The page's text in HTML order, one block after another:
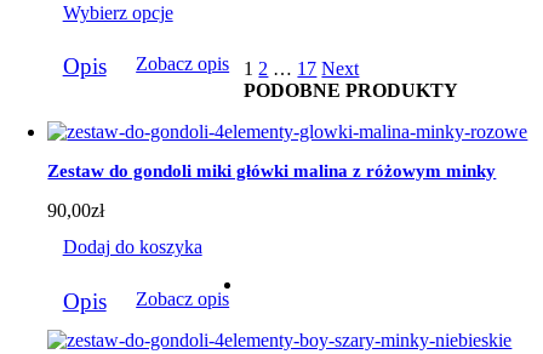
do
184,00zł
Wybierz opcje
produkt
wariantów.
można
wybrać
na
stronie
Opis Zobacz opis 1 2 … 17 Next
PODOBNE PRODUKTY
Zestaw do gondoli miki główki malina z różowym minky
90,00zł
Dodaj do koszyka
Opis Zobacz opis